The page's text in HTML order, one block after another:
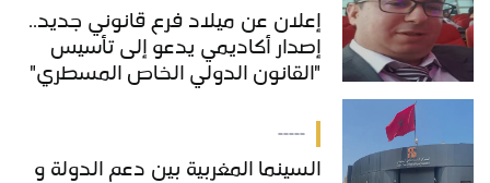
إعلان عن ميلاد فرع قانوني جديد..
إصدار أكاديمي يدعو إلى تأسيس
"القانون الدولي الخاص المسطري"
-----
السينما المغربية بين دعم الدولة و